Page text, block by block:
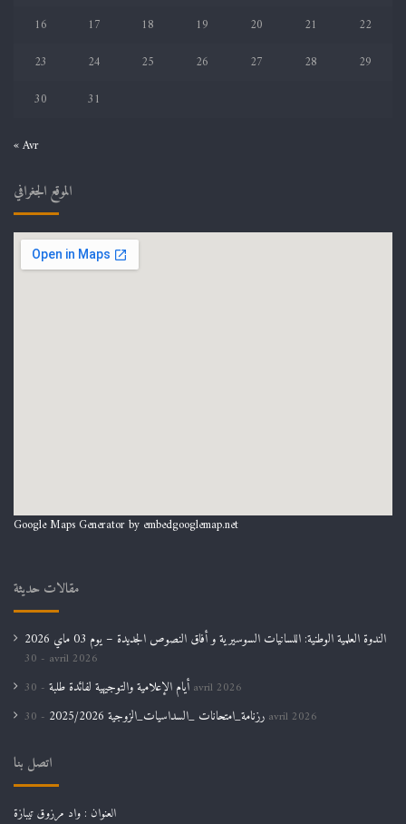
16
17 18 19 20 21
22
23
24 25 26 27 28
29
30
31
« Avr
الموقع الجغرافي
Google Maps Generator by embedgooglemap.net
مقالات حديثة
الندوة العلمية الوطنية: اللسانيات السوسيرية و أفاق النصوص الجديدة – يوم 03 ماي 2026
30 avril 2026
أيام الإعلامية والتوجيهية لفائدة طلبة 30 avril 2026
رزنامة_امتحانات _السداسيات_الزوجية 2025/2026 30 avril 2026
اتصل بنا
العنوان : واد مرزوق تيبازة